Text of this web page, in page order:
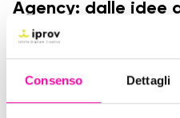
Consenso Dettagli
Agency: dalle idee
Istinto Digitale Creativo